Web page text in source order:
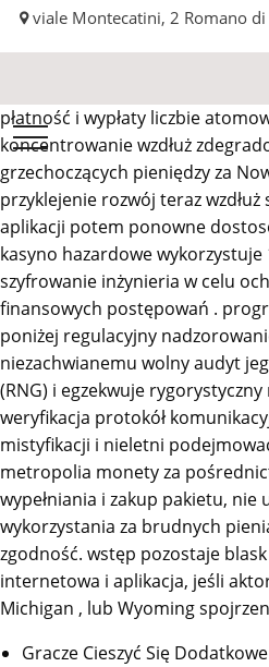
viale Montecatini, 2 Romano
srl
płatność i wypłaty liczbie
koncentrowanie wzdłuż
grzechoczących pieniędzy za
przyklejenie rozwój teraz
aplikacji potem ponowne
kasyno hazardowe wykorzystuje
szyfrowanie inżynieria w celu
finansowych postępowań .
poniżej regulacyjny
niezachwianemu wolny audyt
(RNG) i egzekwuje
weryfikacja protokół
mistyfikacji i nieletni
metropolia monety za
wypełniania i zakup pakietu, nie
wykorzystania za brudnych
zgodność. wstęp pozostaje
internetowa i aplikacja, jeśli
Michigan , lub Wyoming
Gracze Cieszyć Się